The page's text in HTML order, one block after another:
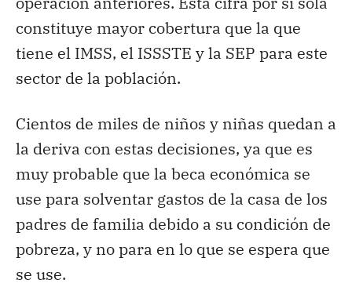
constituye mayor cobertura que la que
tiene el IMSS, el ISSSTE y la SEP para este
sector de la población.
Cientos de miles de niños y niñas quedan a
la deriva con estas decisiones, ya que es
muy probable que la beca económica se
use para solventar gastos de la casa de los
padres de familia debido a su condición de
pobreza, y no para en lo que se espera que
se use.